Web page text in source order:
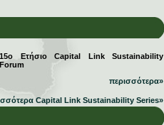
15ο Ετήσιο Capital Link Sustainability
Forum
περισσότερα»
Capital Link Sustainability Series»